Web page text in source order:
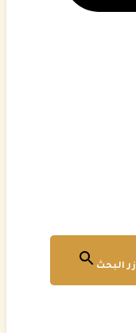
زر البحث